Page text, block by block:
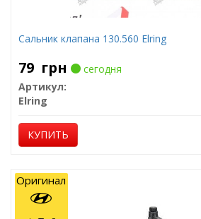
Сальник клапана 130.560 Elring
79 грн
сегодня
Артикул:
Elring
КУПИТЬ
Оригинал